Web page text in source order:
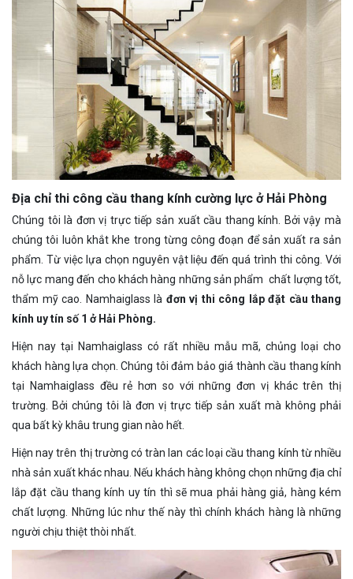
Địa chỉ thi công cầu thang kính cường lực ở Hải Phòng
Chúng tôi là đơn vị trực tiếp sản xuất cầu thang kính. Bởi vậy mà
chúng tôi luôn khắt khe trong từng công đoạn để sản xuất ra sản
phẩm. Từ việc lựa chọn nguyên vật liệu đến quá trình thi công. Với
nỗ lực mang đến cho khách hàng những sản phẩm chất lượng tốt,
thẩm mỹ cao. Namhaiglass là đơn vị thi công lắp đặt cầu thang
kính uy tín số 1 ở Hải Phòng.
Hiện nay tại Namhaiglass có rất nhiều mẫu mã, chủng loại cho
khách hàng lựa chọn. Chúng tôi đảm bảo giá thành cầu thang kính
tại Namhaiglass đều rẻ hơn so với những đơn vị khác trên thị
trường. Bởi chúng tôi là đơn vị trực tiếp sản xuất mà không phải
qua bất kỳ khâu trung gian nào hết.
Hiện nay trên thị trường có tràn lan các loại cầu thang kính từ nhiều
nhà sản xuất khác nhau. Nếu khách hàng không chọn những địa chỉ
lắp đặt cầu thang kính uy tín thì sẽ mua phải hàng giả, hàng kém
chất lượng. Những lúc như thế này thì chính khách hàng là những
người chịu thiệt thòi nhất.